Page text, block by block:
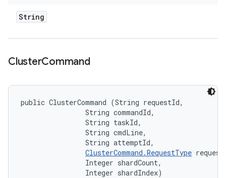
String
ClusterCommand
public ClusterCommand (String requestId,
                String commandId,
                String taskId,
                String cmdLine,
                String attemptId,
ClusterCommand.RequestType
                Integer shardCount,
                Integer shardIndex)